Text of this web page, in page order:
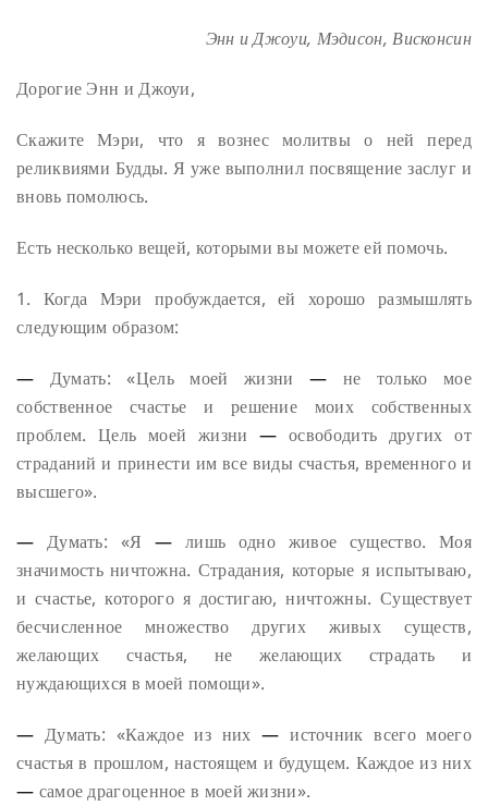
Энн и Джоуи, Мэдисон, Висконсин
Дорогие Энн и Джоуи,
Скажите Мэри, что я вознес молитвы о ней перед
реликвиями Будды. Я уже выполнил посвящение заслуг и
вновь помолюсь.
Есть несколько вещей, которыми вы можете ей помочь.
1. Когда Мэри пробуждается, ей хорошо размышлять
следующим образом:
— Думать: «Цель моей жизни —
не только мое
собственное счастье и решение моих собственных
проблем. Цель моей жизни— освободить других от
страданий и принести им все виды счастья, временного и
высшего».
— Думать: «Я — лишь одно живое существо. Моя
значимость ничтожна. Страдания, которые я испытываю,
и счастье, которого я достигаю, ничтожны. Существует
бесчисленное множество других живых существ,
желающих счастья, не желающих страдать и
нуждающихся в моей помощи».
— Думать: «Каждое из них— источник всего моего
счастья в прошлом, настоящем и будущем. Каждое из них
— самое драгоценное в моей жизни».